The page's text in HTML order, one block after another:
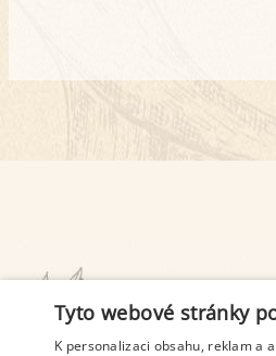
Tyto webové stránky
K personalizaci obsahu, reklam a